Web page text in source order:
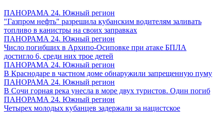
ПАНОРАМА 24. Южный регион
"Газпром нефть" разрешила кубанским водителям заливать
топливо в канистры на своих заправках
ПАНОРАМА 24. Южный регион
Число погибших в Архипо-Осиповке при атаке БПЛА
достигло 6, среди них трое детей
ПАНОРАМА 24. Южный регион
В Краснодаре в частном доме обнаружили запрещенную пуму
ПАНОРАМА 24. Южный регион
В Сочи горная река унесла в море двух туристов. Один погиб
ПАНОРАМА 24. Южный регион
Четырех молодых кубанцев задержали за нацистское